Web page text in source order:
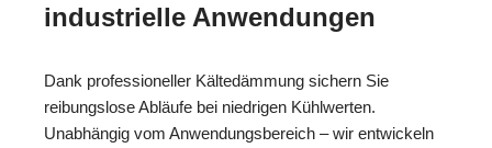
industrielle Anwendungen
Dank professioneller Kältedämmung sichern Sie
reibungslose Abläufe bei niedrigen Kühlwerten.
Unabhängig vom Anwendungsbereich – wir entwickeln